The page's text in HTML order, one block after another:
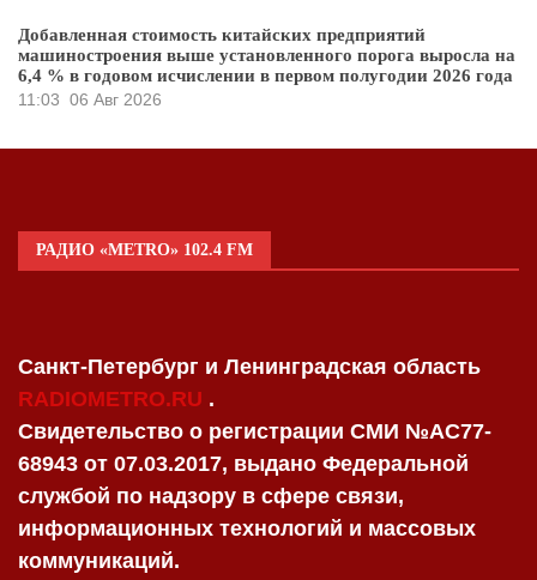
Добавленная стоимость китайских предприятий
машиностроения выше установленного порога выросла на
6,4 % в годовом исчислении в первом полугодии 2026 года
11:03 06 Авг 2026
РАДИО «METRO» 102.4 FM
Санкт-Петербург и Ленинградская область
RADIOMETRO.RU .
Свидетельство о регистрации СМИ №AC77-
68943 от 07.03.2017, выдано Федеральной
службой по надзору в сфере связи,
информационных технологий и массовых
коммуникаций.